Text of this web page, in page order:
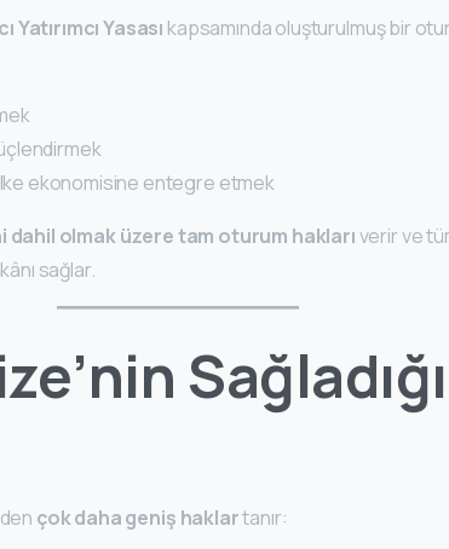
Yatırımcı Yasası kapsamında oluşturulmuş bir
ülke ekonomisine entegre etmek
dahil olmak üzere tam oturum haklarıverir ve
sağlar.
Sağladığı
çok daha geniş haklartanır: